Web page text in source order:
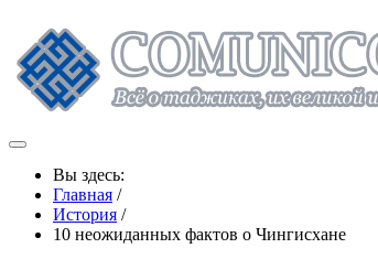
Вы здесь:
Главная /
История /
10 неожиданных фактов о Чингисхане